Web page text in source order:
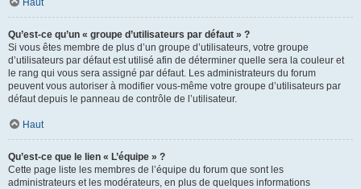
Haut
Qu’est-ce qu’un « groupe d’utilisateurs par défaut » ?
Si vous êtes membre de plus d’un groupe d’utilisateurs, votre groupe
d’utilisateurs par défaut est utilisé afin de déterminer quelle sera la couleur et
le rang qui vous sera assigné par défaut. Les administrateurs du forum
peuvent vous autoriser à modifier vous-même votre groupe d’utilisateurs par
défaut depuis le panneau de contrôle de l’utilisateur.
Haut
Qu’est-ce que le lien « L’équipe » ?
Cette page liste les membres de l’équipe du forum que sont les
administrateurs et les modérateurs, en plus de quelques informations